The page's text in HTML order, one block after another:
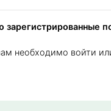
необходимо войти